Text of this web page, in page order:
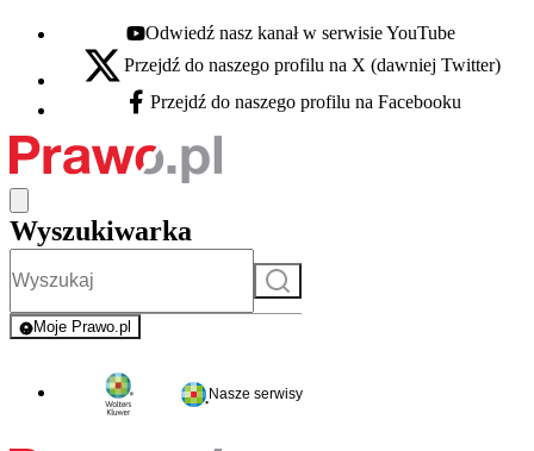
Youtube - otwiera się w nowej karcie
Odwiedź nasz kanał w serwisie YouTube
X - otwiera się w nowej karcie
Przejdź do naszego profilu na X (dawniej Twitter)
Facebook - otwiera się w nowej karcie
Przejdź do naszego profilu na Facebooku
Wyszukiwarka
Szukaj
Moje Prawo.pl
- rejestracja i logowanie do serwisu
Nasze serwisy